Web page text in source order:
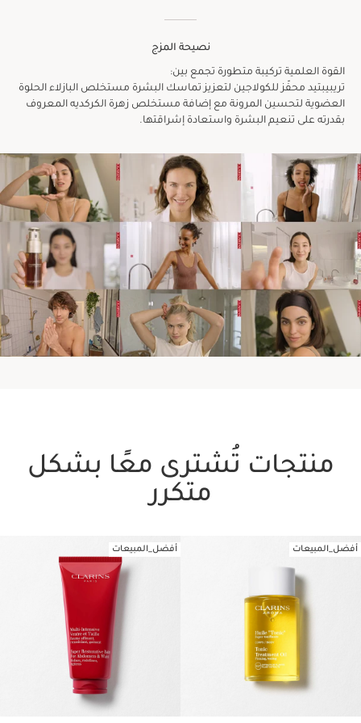
نصيحة المزج
القوة العلمية تركيبة متطورة تجمع بين:
تريبيبتيد محفّز للكولاجين لتعزيز تماسك البشرة مستخلص البازلاء الحلوة
العضوية لتحسين المرونة مع إضافة مستخلص زهرة الكركديه المعروف
بقدرته على تنعيم البشرة واستعادة إشراقتها.
منتجات تُشترى معًا بشكل
متكرر
تخط إلى المحتوى
أفضل_المبيعات أفضل_المبيعات